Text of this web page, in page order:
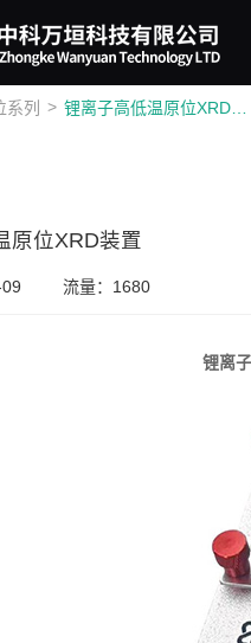
系列 > 锂离子高低温原位XRD装置
原位XRD装置
流量：1680
锂离